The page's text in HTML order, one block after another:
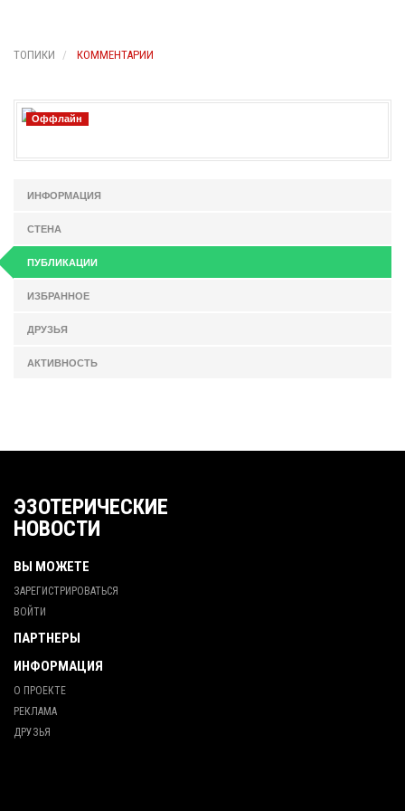
ТОПИКИ КОММЕНТАРИИ
Оффлайн
ИНФОРМАЦИЯ
СТЕНА
ПУБЛИКАЦИИ
ИЗБРАННОЕ
ДРУЗЬЯ
АКТИВНОСТЬ
ЭЗОТЕРИЧЕСКИЕ
НОВОСТИ
ВЫ МОЖЕТЕ
ЗАРЕГИСТРИРОВАТЬСЯ
ВОЙТИ
ПАРТНЕРЫ
ИНФОРМАЦИЯ
О ПРОЕКТЕ
РЕКЛАМА
ДРУЗЬЯ